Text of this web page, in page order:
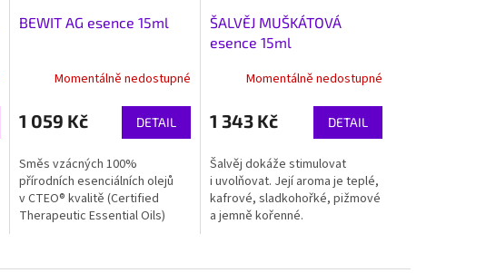
BEWIT AG esence 15ml
Momentálně nedostupné
1 059 Kč DETAIL
Směs vzácných 100%
přírodních esenciálních olejů
v CTEO® kvalitě (Certified
Therapeutic Essential Oils)
a obnovy....
ŠALVĚJ MUŠKÁTOVÁ
esence 15ml
Momentálně nedostupné
1 343 Kč DETAIL
Šalvěj dokáže stimulovat
i uvolňovat. Její aroma je teplé,
kafrové, sladkohořké, pižmové
a jemně kořenné.